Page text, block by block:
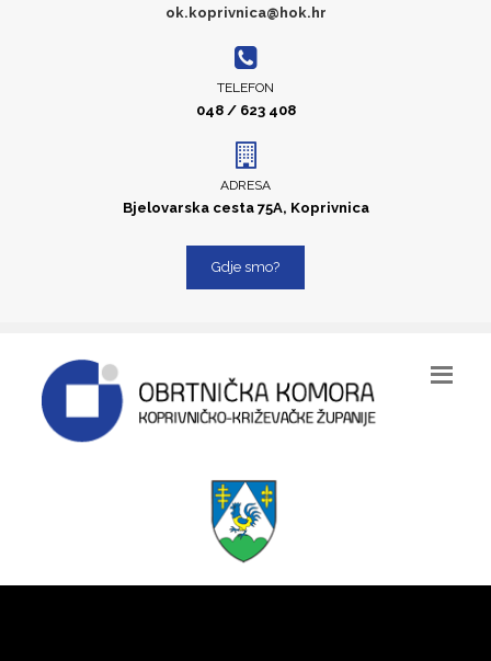
ok.koprivnica@hok.hr
TELEFON
048 / 623 408
ADRESA
Bjelovarska cesta 75A, Koprivnica
Gdje smo?